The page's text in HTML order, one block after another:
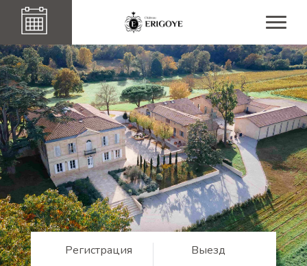
Регистрация Выезд